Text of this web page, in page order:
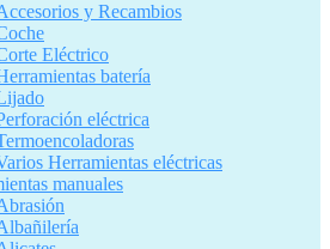
y Recambios
Eléctrico
batería
eléctrica
Herramientas eléctricas
manuales